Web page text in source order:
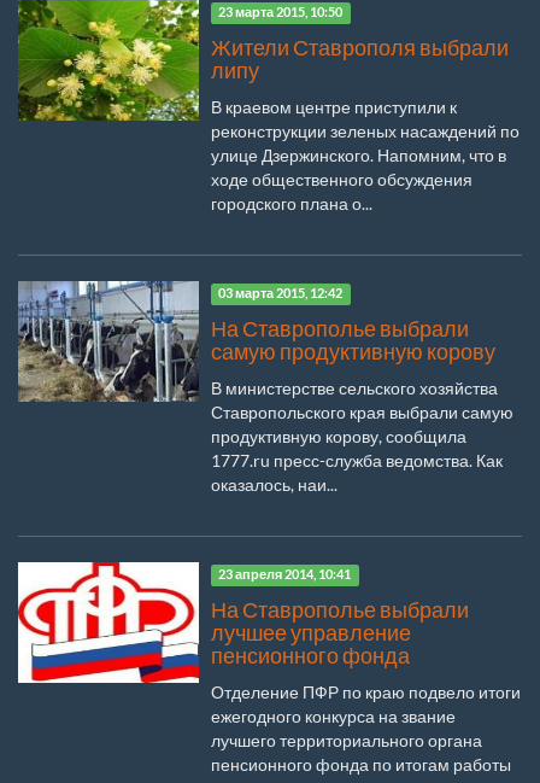
23 марта 2015, 10:50
Жители Ставрополя выбрали
липу
В краевом центре приступили к
реконструкции зеленых насаждений по
улице Дзержинского. Напомним, что в
ходе общественного обсуждения
городского плана о...
03 марта 2015, 12:42
На Ставрополье выбрали
самую продуктивную корову
В министерстве сельского хозяйства
Ставропольского края выбрали самую
продуктивную корову, сообщила
1777.ru пресс-служба ведомства. Как
оказалось, наи...
23 апреля 2014, 10:41
На Ставрополье выбрали
лучшее управление
пенсионного фонда
Отделение ПФР по краю подвело итоги
ежегодного конкурса на звание
лучшего территориального органа
пенсионного фонда по итогам работы